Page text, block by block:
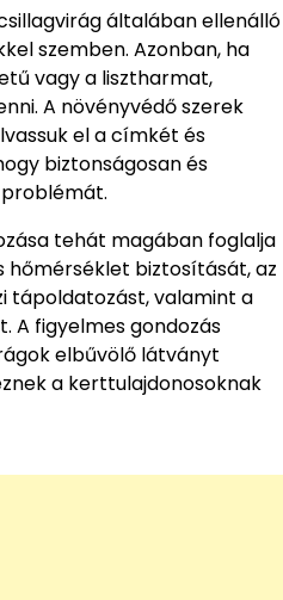
általában ellenálló
szemben. Azonban, ha
vagy a lisztharmat,
A növényvédő szerek
el a címkét és
biztonságosan és
tehát magában foglalja
hőmérséklet biztosítását, az
tápoldatozást, valamint a
A figyelmes gondozás
elbűvölő látványt
a kerttulajdonosoknak